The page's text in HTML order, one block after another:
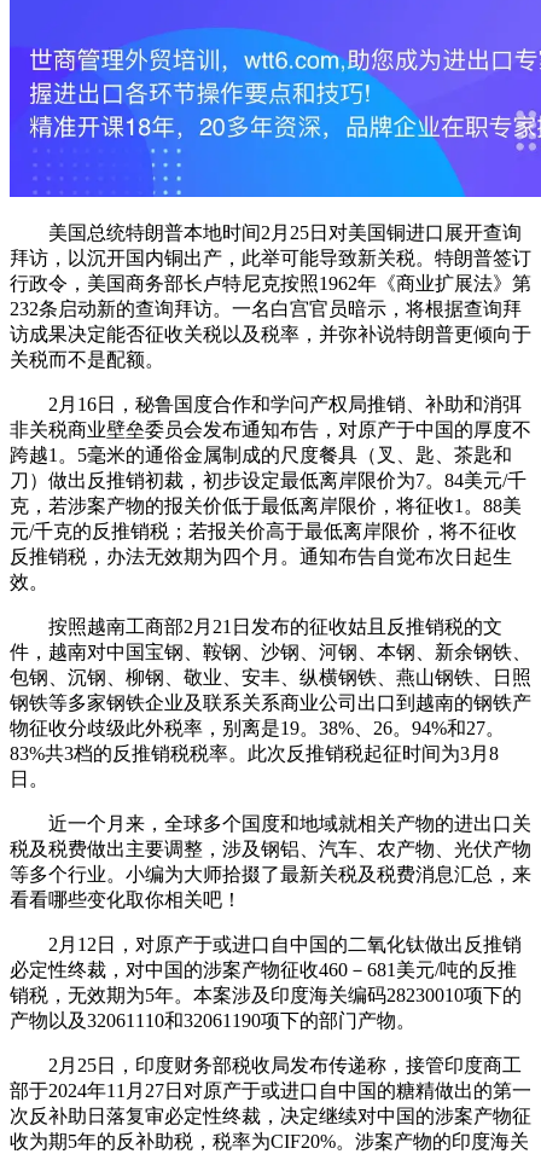
美国总统特朗普本地时间2月25日对美国铜进口展开查询
拜访，以沉开国内铜出产，此举可能导致新关税。特朗普签订
行政令，美国商务部长卢特尼克按照1962年《商业扩展法》第
232条启动新的查询拜访。一名白宫官员暗示，将根据查询拜
访成果决定能否征收关税以及税率，并弥补说特朗普更倾向于
关税而不是配额。
2月16日，秘鲁国度合作和学问产权局推销、补助和消弭
非关税商业壁垒委员会发布通知布告，对原产于中国的厚度不
跨越1。5毫米的通俗金属制成的尺度餐具（叉、匙、茶匙和
刀）做出反推销初裁，初步设定最低离岸限价为7。84美元/千
克，若涉案产物的报关价低于最低离岸限价，将征收1。88美
元/千克的反推销税；若报关价高于最低离岸限价，将不征收
反推销税，办法无效期为四个月。通知布告自觉布次日起生
效。
按照越南工商部2月21日发布的征收姑且反推销税的文
件，越南对中国宝钢、鞍钢、沙钢、河钢、本钢、新余钢铁、
包钢、沉钢、柳钢、敬业、安丰、纵横钢铁、燕山钢铁、日照
钢铁等多家钢铁企业及联系关系商业公司出口到越南的钢铁产
物征收分歧级此外税率，别离是19。38%、26。94%和27。
83%共3档的反推销税税率。此次反推销税起征时间为3月8
日。
近一个月来，全球多个国度和地域就相关产物的进出口关
税及税费做出主要调整，涉及钢铝、汽车、农产物、光伏产物
等多个行业。小编为大师拾掇了最新关税及税费消息汇总，来
看看哪些变化取你相关吧！
2月12日，对原产于或进口自中国的二氧化钛做出反推销
必定性终裁，对中国的涉案产物征收460－681美元/吨的反推
销税，无效期为5年。本案涉及印度海关编码28230010项下的
产物以及32061110和32061190项下的部门产物。
2月25日，印度财务部税收局发布传递称，接管印度商工
部于2024年11月27日对原产于或进口自中国的糖精做出的第一
次反补助日落复审必定性终裁，决定继续对中国的涉案产物征
收为期5年的反补助税，税率为CIF20%。涉案产物的印度海关